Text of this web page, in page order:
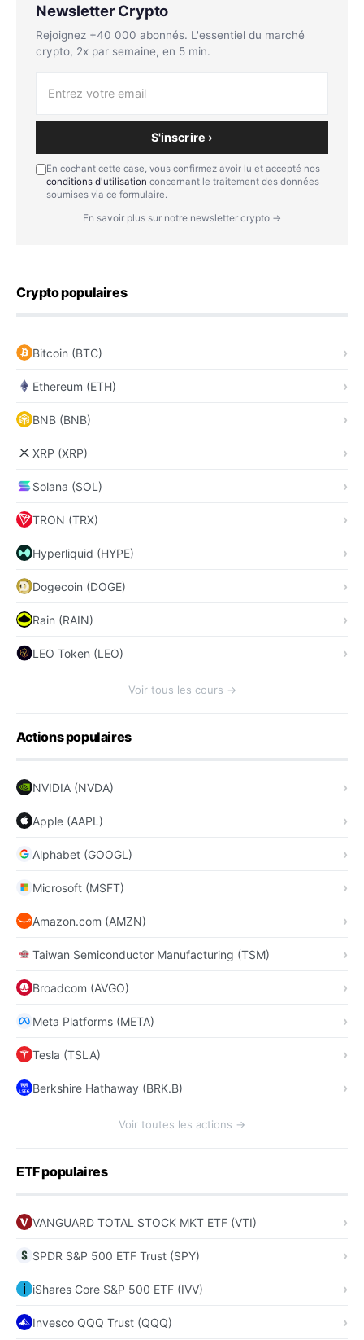
Newsletter Crypto
Rejoignez +40 000 abonnés. L'essentiel du marché
crypto, 2x par semaine, en 5 min.
S'inscrire ›
En cochant cette case, vous confirmez avoir lu et accepté nos
conditions d'utilisation concernant le traitement des données
soumises via ce formulaire.
En savoir plus sur notre newsletter crypto →
Crypto populaires
Bitcoin (BTC)
Ethereum (ETH)
BNB (BNB)
XRP (XRP)
Solana (SOL)
TRON (TRX)
Hyperliquid (HYPE)
Dogecoin (DOGE)
Rain (RAIN)
LEO Token (LEO)
Voir tous les cours →
Actions populaires
NVIDIA (NVDA)
Apple (AAPL)
Alphabet (GOOGL)
Microsoft (MSFT)
Amazon.com (AMZN)
Taiwan Semiconductor Manufacturing (TSM)
Broadcom (AVGO)
Meta Platforms (META)
Tesla (TSLA)
Berkshire Hathaway (BRK.B)
Voir toutes les actions →
ETF populaires
VANGUARD TOTAL STOCK MKT ETF (VTI)
SPDR S&P 500 ETF Trust (SPY)
iShares Core S&P 500 ETF (IVV)
Invesco QQQ Trust (QQQ)